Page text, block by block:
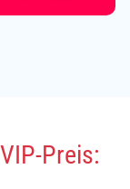
Preis:​